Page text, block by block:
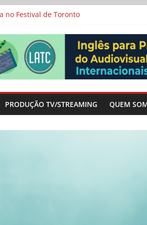
no Festival de Toronto
entre “Manas” e “O Agente Secreto”
criados a partir de histórias
e filme-tributo de Wajda a
PRODUÇÃO TV/STREAMING QUEM